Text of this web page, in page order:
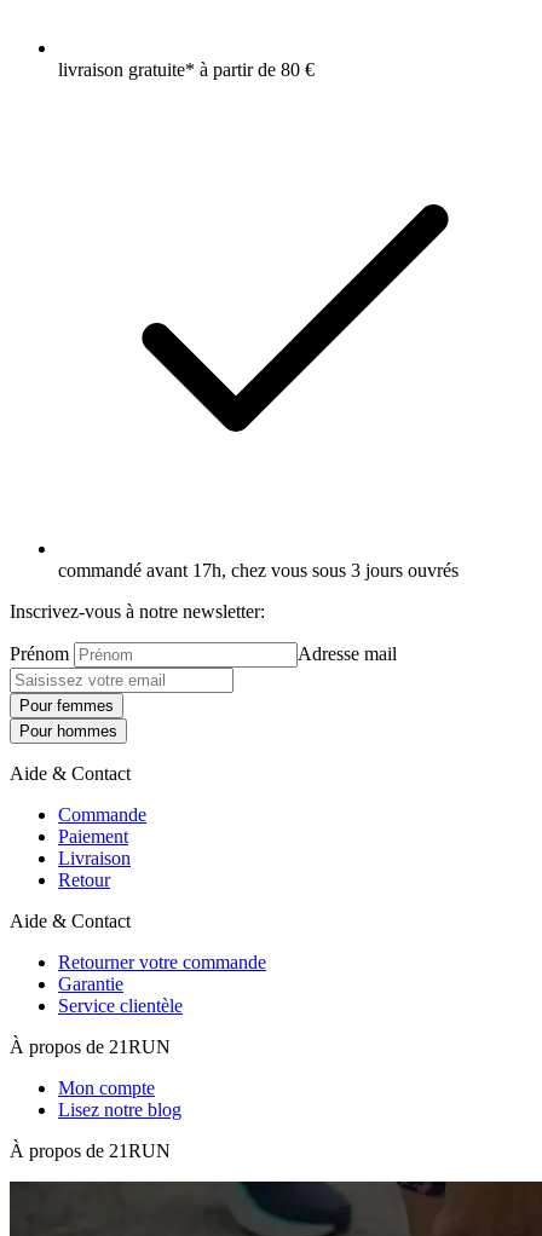
livraison gratuite* à partir de 80 €
commandé avant 17h, chez vous sous 3 jours ouvrés
Inscrivez-vous à notre newsletter:
Prénom Adresse mail
Pour femmes
Pour hommes
Aide & Contact
Commande
Paiement
Livraison
Retour
Aide & Contact
Retourner votre commande
Garantie
Service clientèle
À propos de 21RUN
Mon compte
Lisez notre blog
À propos de 21RUN